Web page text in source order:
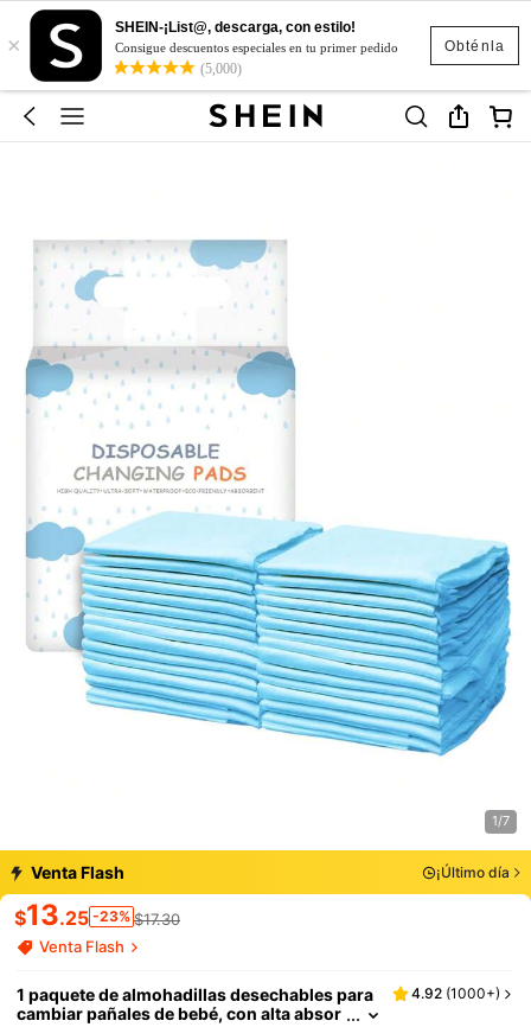
Obténla
×
SHEIN-¡List@, descarga, con estilo!
Consigue descuentos especiales en tu primer pedido
(5,000)
1/7
Venta Flash ¡Último día
$13.25 -23% $17.30
Venta Flash
1 paquete de almohadillas desechables para
cambiar pañales de bebé, con alta absor
4.92 (1000+)